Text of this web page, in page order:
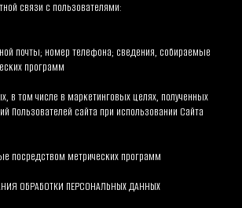
связи с пользователями:
почты; номер телефона; сведения, собираемые
программ
в том числе в маркетинговых целях, полученных
Пользователей сайта при использовании Сайта
посредством метрических программ
ОБРАБОТКИ ПЕРСОНАЛЬНЫХ ДАННЫХ